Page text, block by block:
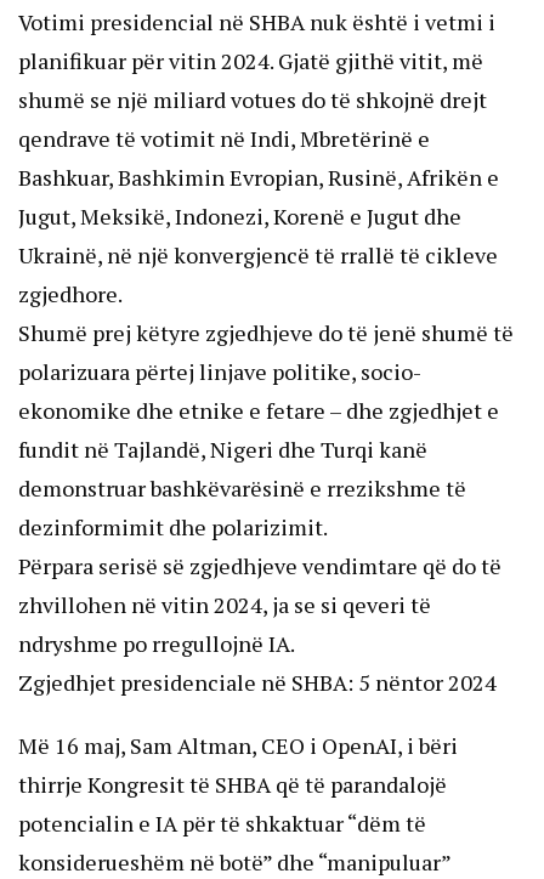
Votimi presidencial në SHBA nuk është i vetmi i
planifikuar për vitin 2024. Gjatë gjithë vitit, më
shumë se një miliard votues do të shkojnë drejt
qendrave të votimit në Indi, Mbretërinë e
Bashkuar, Bashkimin Evropian, Rusinë, Afrikën e
Jugut, Meksikë, Indonezi, Korenë e Jugut dhe
Ukrainë, në një konvergjencë të rrallë të cikleve
zgjedhore.
Shumë prej këtyre zgjedhjeve do të jenë shumë të
polarizuara përtej linjave politike, socio-
ekonomike dhe etnike e fetare – dhe zgjedhjet e
fundit në Tajlandë, Nigeri dhe Turqi kanë
demonstruar bashkëvarësinë e rrezikshme të
dezinformimit dhe polarizimit.
Përpara serisë së zgjedhjeve vendimtare që do të
zhvillohen në vitin 2024, ja se si qeveri të
ndryshme po rregullojnë IA.
Zgjedhjet presidenciale në SHBA: 5 nëntor 2024
Më 16 maj, Sam Altman, CEO i OpenAI, i bëri
thirrje Kongresit të SHBA që të parandalojë
potencialin e IA për të shkaktuar “dëm të
konsiderueshëm në botë” dhe “manipuluar”